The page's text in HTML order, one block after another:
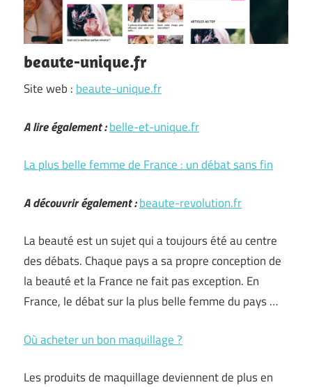
beaute-unique.fr
Site web : beaute-unique.fr
A lire également :belle-et-unique.fr
La plus belle femme de France : un débat sans fin
A découvrir également :beaute-revolution.fr
La beauté est un sujet qui a toujours été au centre
des débats. Chaque pays a sa propre conception de
la beauté et la France ne fait pas exception. En
France, le débat sur la plus belle femme du pays …
Où acheter un bon maquillage ?
Les produits de maquillage deviennent de plus en